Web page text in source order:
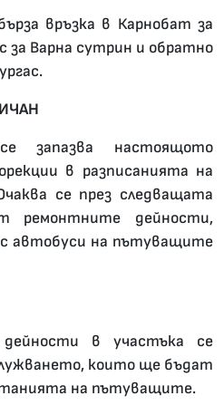
връзка в Карнобат за
Варна сутрин и обратно
запазва настоящото
в разписанията на
се през следващата
ремонтните дейности,
с автобуси на пътуващите
в участъка се
които ще бъдат
на пътуващите.